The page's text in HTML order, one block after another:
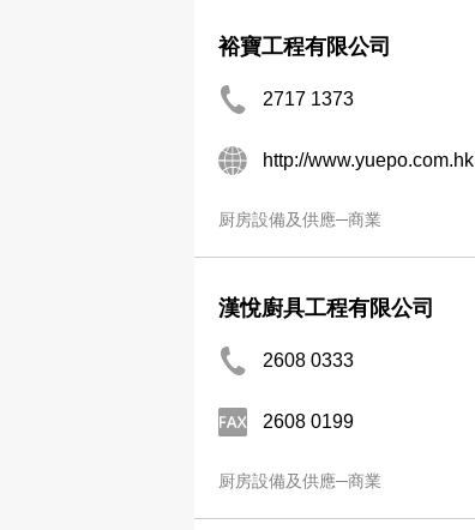
裕寶工程有限公司
2717 1373
http://www.yuepo.com.hk
厨房設備及供應─商業
漢悅廚具工程有限公司
2608 0333
2608 0199
厨房設備及供應─商業